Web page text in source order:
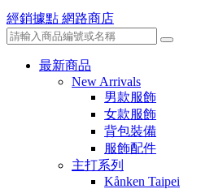
經銷據點 網路商店
最新商品
New Arrivals
男款服飾
女款服飾
背包裝備
服飾配件
主打系列
Kånken Taipei